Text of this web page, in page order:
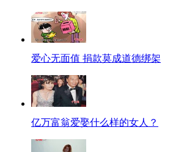
爱心无面值 捐款莫成道德绑架
亿万富翁爱娶什么样的女人？